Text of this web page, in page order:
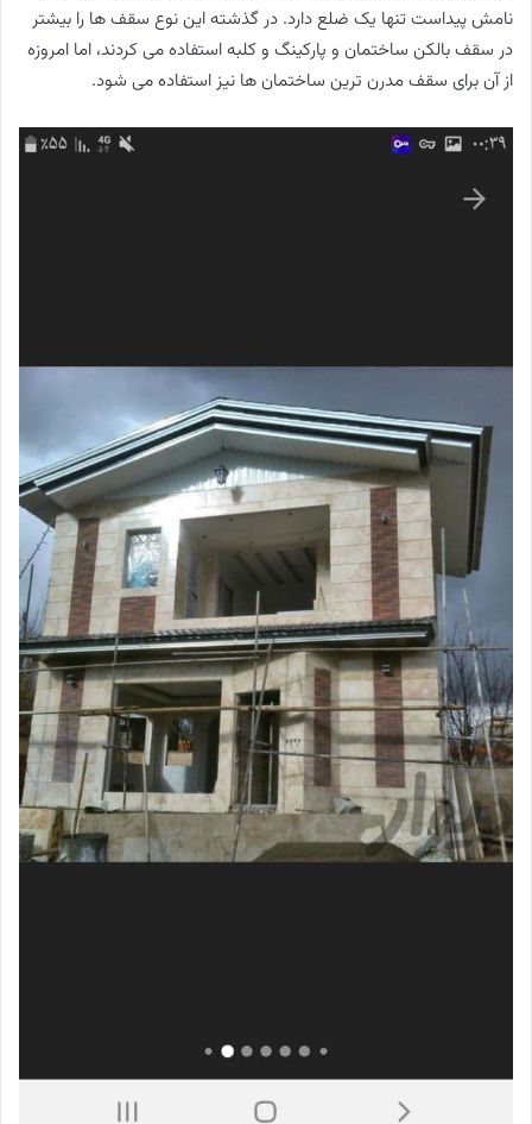
نامش پیداست تنها یک ضلع دارد. در گذشته این نوع سقف ها را بیشتر
در سقف بالکن ساختمان و پارکینگ و کلبه استفاده می کردند، اما امروزه
از آن برای سقف مدرن ترین ساختمان ها نیز استفاده می شود.